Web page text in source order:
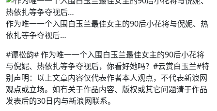
作为唯一一个入围白玉兰最佳女主的90后小花将与倪妮、热
依扎等争夺视后…
#谭松韵# 作为唯一一个入围白玉兰最佳女主的90后小花将
与倪妮、热依扎等争夺视后，你看好她吗？#云赏白玉兰#特
别声明：以上文章内容仅代表作者本人观点，不代表新浪网
观点或立场。如有关于作品内容、版权或其它问题请于作品
发表后的30日内与新浪网联系。